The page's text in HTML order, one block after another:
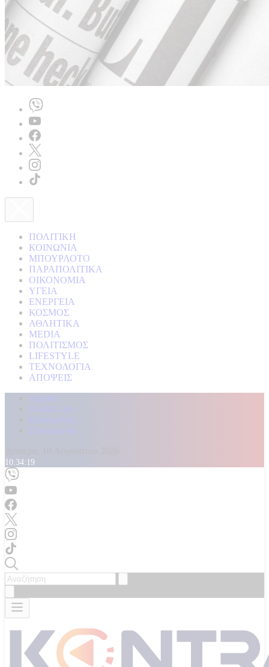
ΠΟΛΙΤΙΚΗ
ΚΟΙΝΩΝΙΑ
ΜΠΟΥΡΛΟΤΟ
ΠΑΡΑΠΟΛΙΤΙΚΑ
ΟΙΚΟΝΟΜΙΑ
ΥΓΕΙΑ
ΕΝΕΡΓΕΙΑ
ΚΟΣΜΟΣ
ΑΘΛΗΤΙΚΑ
MEDIA
ΠΟΛΙΤΙΣΜΟΣ
LIFESTYLE
ΤΕΧΝΟΛΟΓΙΑ
ΑΠΟΨΕΙΣ
Αρχική
Kontra Live
Καταγγελίες
Επικοινωνία
10:34:21